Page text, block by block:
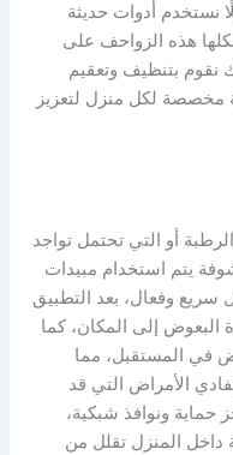
نستخدم أدوات حديثة
هذه الزواحف على
نقوم بتنظيف وتعقيم
مخصصة لكل منزل لتعزيز
أو التي تحتمل تواجد
يتم استخدام مبيدات
وفعال، بعد التطبيق
البعوض إلى المكان، كما
في المستقبل، مما
الأمراض التي قد
حماية ونوافذ شبكية،
داخل المنزل تقلل من